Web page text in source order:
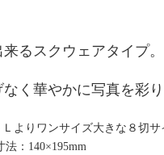
るスクウェアタイプ。
く華やかに写真を彩り
よりワンサイズ大きな８切サ
：140×195mm